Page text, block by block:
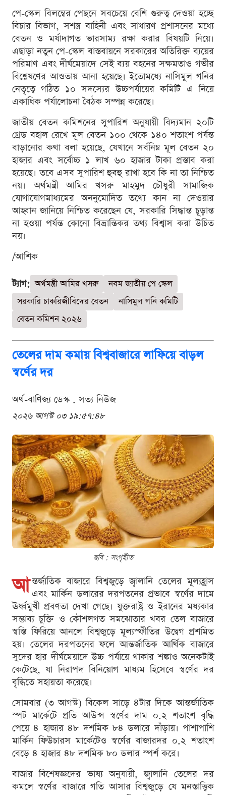
পে-স্কেল বিলম্বের পেছনে সবচেয়ে বেশি গুরুত্ব দেওয়া হচ্ছে
বিচার বিভাগ, সশস্ত্র বাহিনী এবং সাধারণ প্রশাসনের মধ্যে
বেতন ও মর্যাদাগত ভারসাম্য রক্ষা করার বিষয়টি নিয়ে।
এছাড়া নতুন পে-স্কেল বাস্তবায়নে সরকারের অতিরিক্ত ব্যয়ের
পরিমাণ এবং দীর্ঘমেয়াদে সেই ব্যয় বহনের সক্ষমতাও গভীর
বিশ্লেষণের আওতায় আনা হয়েছে। ইতোমধ্যে নাসিমুল গনির
নেতৃত্বে গঠিত ১০ সদস্যের উচ্চপর্যায়ের কমিটি এ নিয়ে
একাধিক পর্যালোচনা বৈঠক সম্পন্ন করেছে।
জাতীয় বেতন কমিশনের সুপারিশ অনুযায়ী বিদ্যমান ২০টি
গ্রেড বহাল রেখে মূল বেতন ১০০ থেকে ১৪০ শতাংশ পর্যন্ত
বাড়ানোর কথা বলা হয়েছে, যেখানে সর্বনিম্ন মূল বেতন ২০
হাজার এবং সর্বোচ্চ ১ লাখ ৬০ হাজার টাকা প্রস্তাব করা
হয়েছে। তবে এসব সুপারিশ হুবহু রাখা হবে কি না তা নিশ্চিত
নয়। অর্থমন্ত্রী আমির খসরু মাহমুদ চৌধুরী সামাজিক
যোগাযোগমাধ্যমের অননুমোদিত তথ্যে কান না দেওয়ার
আহ্বান জানিয়ে নিশ্চিত করেছেন যে, সরকারি সিদ্ধান্ত চূড়ান্ত
না হওয়া পর্যন্ত কোনো বিভ্রান্তিকর তথ্য বিশ্বাস করা উচিত
নয়।
/আশিক
ট্যাগ: অর্থমন্ত্রী আমির খসরু
নবম জাতীয় পে স্কেল
সরকারি চাকরিজীবিদের বেতন
নাসিমুল গনি কমিটি
বেতন কমিশন ২০২৬
তেলের দাম কমায় বিশ্ববাজারে লাফিয়ে বাড়ল
স্বর্ণের দর
অর্থ-বাণিজ্য ডেস্ক . সত্য নিউজ
২০২৬ আগস্ট ০৩ ১৯:৫৭:৪৮
ছবি : সংগৃহীত
আ ন্তর্জাতিক বাজারে বিশ্বজুড়ে জ্বালানি তেলের মূল্যহ্রাস
এবং মার্কিন ডলারের দরপতনের প্রভাবে স্বর্ণের দামে
ঊর্ধ্বমুখী প্রবণতা দেখা গেছে। যুক্তরাষ্ট্র ও ইরানের মধ্যকার
সম্ভাব্য চুক্তি ও কৌশলগত সমঝোতার খবর তেল বাজারে
স্বস্তি ফিরিয়ে আনলে বিশ্বজুড়ে মূল্যস্ফীতির উদ্বেগ প্রশমিত
হয়। তেলের দরপতনের ফলে আন্তর্জাতিক আর্থিক বাজারে
সুদের হার দীর্ঘমেয়াদে উচ্চ পর্যায়ে থাকার শঙ্কাও অনেকটাই
কেটেছে, যা নিরাপদ বিনিয়োগ মাধ্যম হিসেবে স্বর্ণের দর
বৃদ্ধিতে সহায়তা করেছে।
সোমবার (৩ আগস্ট) বিকেল সাড়ে ৪টার দিকে আন্তর্জাতিক
স্পট মার্কেটে প্রতি আউন্স স্বর্ণের দাম ০.২ শতাংশ বৃদ্ধি
পেয়ে ৪ হাজার ৪৮ দশমিক ৮৪ ডলারে দাঁড়ায়। পাশাপাশি
মার্কিন ফিউচারস মার্কেটেও স্বর্ণের বাজারদর ০.২ শতাংশ
বেড়ে ৪ হাজার ৪৮ দশমিক ৮০ ডলার স্পর্শ করে।
বাজার বিশেষজ্ঞদের ভাষ্য অনুযায়ী, জ্বালানি তেলের দর
কমলে স্বর্ণের বাজারে গতি আসার বিশ্বজুড়ে যে মনস্তাত্ত্বিক